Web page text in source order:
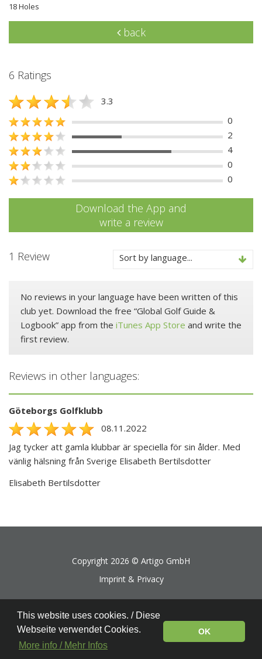
18 Holes
back
6 Ratings
3.3
0
2
4
0
0
Download the App and
write a review
1 Review Sort by language...
No reviews in your language have been written of this
club yet. Download the free “Global Golf Guide &
Logbook” app from the iTunes App Store and write the
first review.
Reviews in other languages:
Göteborgs Golfklubb
08.11.2022
Jag tycker att gamla klubbar är speciella för sin ålder. Med
vänlig hälsning från Sverige Elisabeth Bertilsdotter
Elisabeth Bertilsdotter
Copyright 2026 © Artigo GmbH
Imprint & Privacy
This website uses cookies. / Diese
Webseite verwendet Cookies.
More info / Mehr Infos
OK